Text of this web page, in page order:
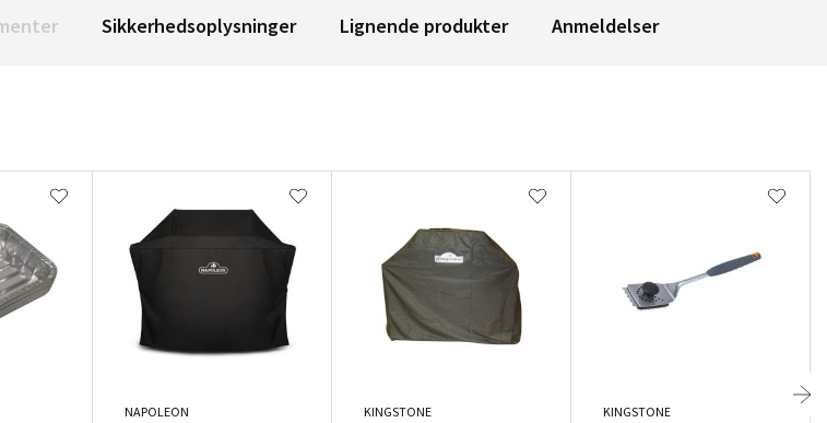
Sikkerhedsoplysninger Lignende produkter Anmeldelser
NAPOLEON KINGSTONE KINGSTONE